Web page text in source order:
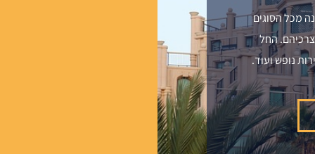
מכל הסוגים
החל
נופש ועוד.